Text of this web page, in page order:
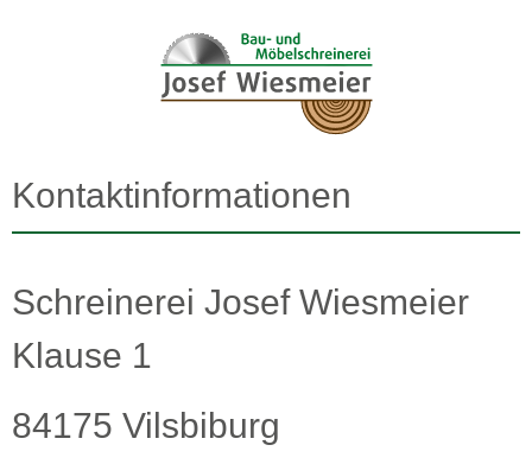
Kontaktinformationen
Schreinerei Josef Wiesmeier
Klause 1
84175 Vilsbiburg